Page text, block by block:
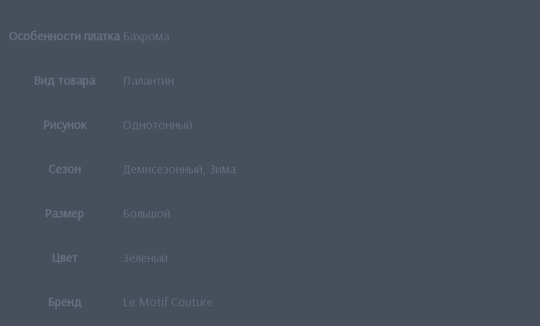
Особенности платка Бахрома
Вид товара Палантин
Рисунок Однотонный
Сезон Демисезонный, Зима
Размер Большой
Цвет Зеленый
Бренд Le Motif Couture